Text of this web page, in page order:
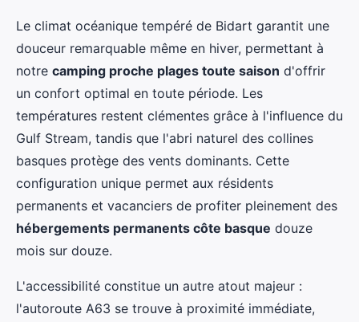
Le climat océanique tempéré de Bidart garantit une
douceur remarquable même en hiver, permettant à
notre camping proche plages toute saison d'offrir
un confort optimal en toute période. Les
températures restent clémentes grâce à l'influence du
Gulf Stream, tandis que l'abri naturel des collines
basques protège des vents dominants. Cette
configuration unique permet aux résidents
permanents et vacanciers de profiter pleinement des
hébergements permanents côte basque douze
mois sur douze.
L'accessibilité constitue un autre atout majeur :
l'autoroute A63 se trouve à proximité immédiate,